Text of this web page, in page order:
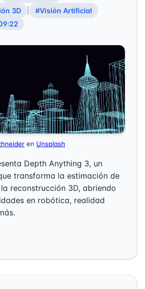
3D
#Visión Artificial
en Unsplash
Depth Anything 3, un
transforma la estimación de
reconstrucción 3D, abriendo
en robótica, realidad